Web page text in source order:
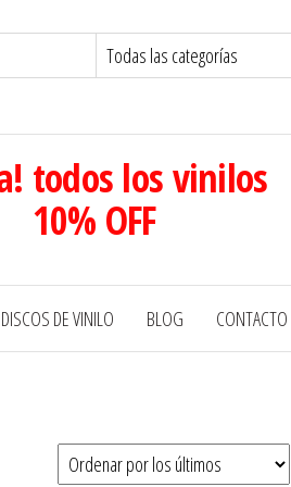
todos los vinilos
10% OFF
DE VINILO BLOG CONTACTO